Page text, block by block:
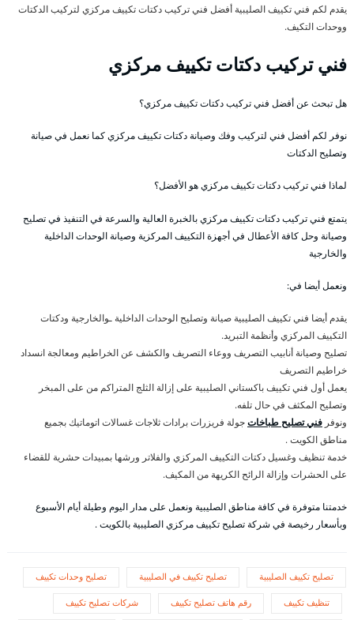
يقدم لكم فني تكييف الصليبية أفضل فني تركيب دكتات تكييف مركزي لتركيب الدكتات
ووحدات التكيف.
فني تركيب دكتات تكييف مركزي
هل تبحث عن أفضل فني تركيب دكتات تكييف مركزي؟
نوفر لكم أفضل فني لتركيب وفك وصيانة دكتات تكييف مركزي كما نعمل في صيانة
وتصليح الدكتات
لماذا فني تركيب دكتات تكييف مركزي هو الأفضل؟
يتمتع فني تركيب دكتات تكييف مركزي بالخبرة العالية والسرعة في التنفيذ في تصليح
وصيانة وحل كافة الأعطال في أجهزة التكييف المركزية وصيانة الوحدات الداخلية
والخارجية
ونعمل أيضا في:
يقدم أيضا فني تكييف الصليبية صيانة وتصليح الوحدات الداخلية ـوالخارجية ودكتات
التكييف المركزي وأنظمة التبريد.
تصليح وصيانة أنابيب التصريف ووعاء التصريف والكشف عن الخراطيم ومعالجة انسداد
خراطيم التصريف
يعمل أول فني تكييف باكستاني الصليبية على إزالة الثلج المتراكم من على المبخر
وتصليح المكثف في حال تلفه.
ونوفر فني تصليح طباخاتجولة فريزرات برادات ثلاجات غسالات اتوماتيك بجميع
مناطق الكويت .
خدمة تنظيف وغسيل دكتات التكييف المركزي والفلاتر ورشها بمبيدات حشرية للقضاء
على الحشرات وإزالة الرائح الكريهة من المكيف.
خدمتنا متوفرة في كافة مناطق الصليبية ونعمل على مدار اليوم وطيلة أيام الأسبوع
وبأسعار رخيصة في شركة تصليح تكييف مركزي الصليبية بالكويت .
تصليح تكييف الصليبية تصليح تكييف في الصليبية تصليح وحدات تكييف
تنظيف تكييف رقم هاتف تصليح تكييف شركات تصليح تكييف